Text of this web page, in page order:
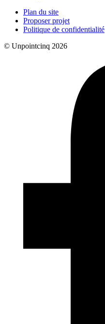
Plan du site
Proposer projet
Politique de confidentialité
© Unpointcinq 2026